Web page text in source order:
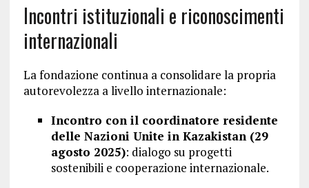
Incontri istituzionali e riconoscimenti
internazionali
La fondazione continua a consolidare la propria
autorevolezza a livello internazionale:
Incontro con il coordinatore residente
delle Nazioni Unite in Kazakistan (29
agosto 2025): dialogo su progetti
sostenibili e cooperazione internazionale.